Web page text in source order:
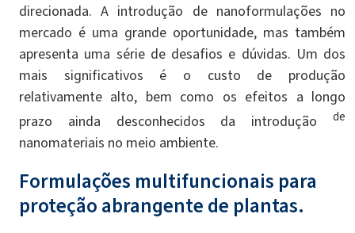
direcionada. A introdução de nanoformulações no
mercado é uma grande oportunidade, mas também
apresenta uma série de desafios e dúvidas. Um dos
mais significativos é o custo de produção
relativamente alto, bem como os efeitos a longo
prazo ainda desconhecidos da introduçãode
nanomateriais no meio ambiente.
Formulações multifuncionais para
proteção abrangente de plantas.